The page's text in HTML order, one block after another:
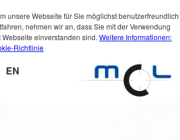
unsere Webseite für Sie möglichst benutzerfreundlich
nehmen wir an, dass Sie mit der Verwendung
einverstanden sind. Weitere Informationen:
Richtlinie
EN